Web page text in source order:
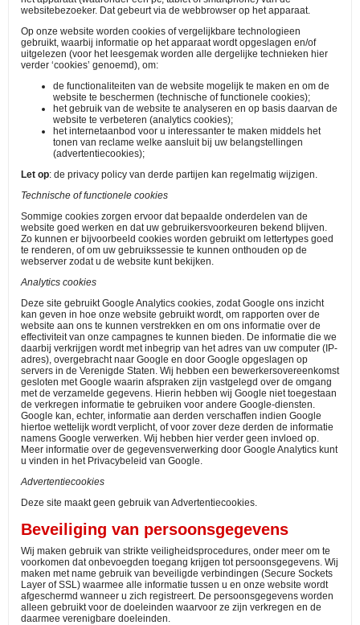
websitebezoeker. Dat gebeurt via de webbrowser op het apparaat.
Op onze website worden cookies of vergelijkbare technologieen
gebruikt, waarbij informatie op het apparaat wordt opgeslagen en/of
uitgelezen (voor het leesgemak worden alle dergelijke technieken hier
verder ‘cookies’ genoemd), om:
de functionaliteiten van de website mogelijk te maken en om de
website te beschermen (technische of functionele cookies);
het gebruik van de website te analyseren en op basis daarvan de
website te verbeteren (analytics cookies);
het internetaanbod voor u interessanter te maken middels het
tonen van reclame welke aansluit bij uw belangstellingen
(advertentiecookies);
Let op: de privacy policy van derde partijen kan regelmatig wijzigen.
Technische of functionele cookies
Sommige cookies zorgen ervoor dat bepaalde onderdelen van de
website goed werken en dat uw gebruikersvoorkeuren bekend blijven.
Zo kunnen er bijvoorbeeld cookies worden gebruikt om lettertypes goed
te renderen, of om uw gebruikssessie te kunnen onthouden op de
webserver zodat u de website kunt bekijken.
Analytics cookies
Deze site gebruikt Google Analytics cookies, zodat Google ons inzicht
kan geven in hoe onze website gebruikt wordt, om rapporten over de
website aan ons te kunnen verstrekken en om ons informatie over de
effectiviteit van onze campagnes te kunnen bieden. De informatie die we
daarbij verkrijgen wordt met inbegrip van het adres van uw computer (IP-
adres), overgebracht naar Google en door Google opgeslagen op
servers in de Verenigde Staten. Wij hebben een bewerkersovereenkomst
gesloten met Google waarin afspraken zijn vastgelegd over de omgang
met de verzamelde gegevens. Hierin hebben wij Google niet toegestaan
de verkregen informatie te gebruiken voor andere Google-diensten.
Google kan, echter, informatie aan derden verschaffen indien Google
hiertoe wettelijk wordt verplicht, of voor zover deze derden de informatie
namens Google verwerken. Wij hebben hier verder geen invloed op.
Meer informatie over de gegevensverwerking door Google Analytics kunt
u vinden in het Privacybeleid van Google.
Advertentiecookies
Deze site maakt geen gebruik van Advertentiecookies.
Beveiliging van persoonsgegevens
Wij maken gebruik van strikte veiligheidsprocedures, onder meer om te
voorkomen dat onbevoegden toegang krijgen tot persoonsgegevens. Wij
maken met name gebruik van beveiligde verbindingen (Secure Sockets
Layer of SSL) waarmee alle informatie tussen u en onze website wordt
afgeschermd wanneer u zich registreert. De persoonsgegevens worden
alleen gebruikt voor de doeleinden waarvoor ze zijn verkregen en de
daarmee verenigbare doeleinden.